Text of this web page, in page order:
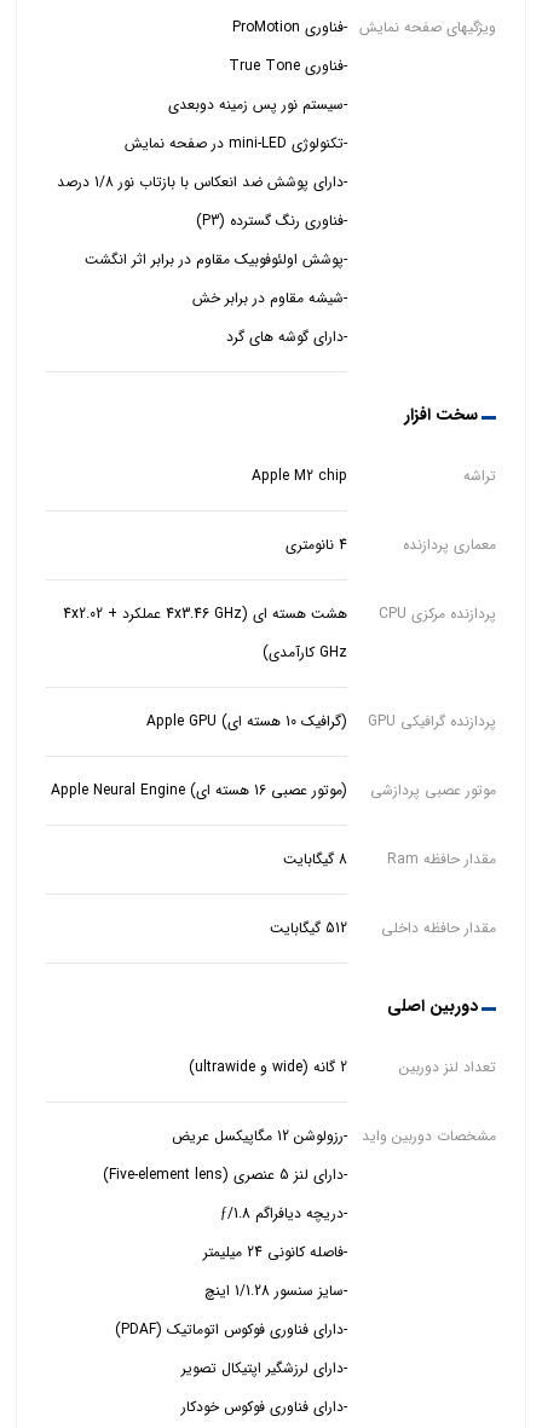
ویژگیهای صفحه نمایش
-فناوری ProMotion
-سیستم نور پس‌ زمینه دوبعدی
-تکنولوژی mini-LED در صفحه نمایش
-فناوری رنگ گسترده (P3)
-پوشش اولئوفوبیک مقاوم در برابر اثر انگشت
-شیشه مقاوم در برابر خش
-دارای گوشه های گرد
سخت افزار
تراشه Apple M2 chip
معماری پردازنده 4 نانومتری
پردازنده مرکزی CPU
هشت هسته ای (4x3.46 GHz عملکرد + 4x2.02
GHz کارآمدی)
پردازنده گرافیکی GPU (گرافیک 10 هسته ای) Apple GPU
موتور عصبی پردازشی (موتور عصبی 16 هسته ای) Apple Neural Engine
مقدار حافظه Ram 8 گیگابایت
مقدار حافظه داخلی 512 گیگابایت
دوربین اصلی
تعداد لنز دوربین 2 گانه (wide و ultrawide)
مشخصات دوربین واید
-رزولوشن 12 مگاپیکسل عریض
-دارای لنز 5 عنصری (Five‑element lens)
-فاصله کانونی 24 میلیمتر
-دارای فناوری فوکوس اتوماتیک (PDAF)
-دارای لرزشگیر اپتیکال تصویر
-دارای فناوری فوکوس خودکار